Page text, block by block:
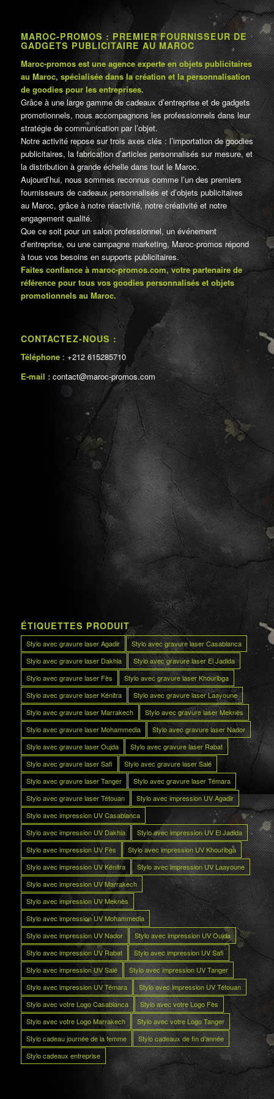
MAROC-PROMOS : PREMIER FOURNISSEUR DE
GADGETS PUBLICITAIRE AU MAROC
Maroc-promos est une agence experte en objets publicitaires
au Maroc, spécialisée dans la création et la personnalisation
de goodies pour les entreprises.
Grâce à une large gamme de cadeaux d’entreprise et de gadgets
promotionnels, nous accompagnons les professionnels dans leur
stratégie de communication par l’objet.
Notre activité repose sur trois axes clés : l’importation de goodies
publicitaires, la fabrication d’articles personnalisés sur mesure, et
la distribution à grande échelle dans tout le Maroc.
Aujourd’hui, nous sommes reconnus comme l’un des premiers
fournisseurs de cadeaux personnalisés et d’objets publicitaires
au Maroc, grâce à notre réactivité, notre créativité et notre
engagement qualité.
Que ce soit pour un salon professionnel, un événement
d’entreprise, ou une campagne marketing, Maroc-promos répond
à tous vos besoins en supports publicitaires.
Faites confiance à maroc-promos.com, votre partenaire de
référence pour tous vos goodies personnalisés et objets
promotionnels au Maroc.
CONTACTEZ-NOUS :
Téléphone : +212 615285710
E-mail : contact@maroc-promos.com
ÉTIQUETTES PRODUIT
Stylo avec gravure laser Agadir
Stylo avec gravure laser Casablanca
Stylo avec gravure laser Dakhla
Stylo avec gravure laser El Jadida
Stylo avec gravure laser Fès
Stylo avec gravure laser Khouribga
Stylo avec gravure laser Kénitra
Stylo avec gravure laser Laayoune
Stylo avec gravure laser Marrakech
Stylo avec gravure laser Meknès
Stylo avec gravure laser Mohammedia
Stylo avec gravure laser Nador
Stylo avec gravure laser Oujda
Stylo avec gravure laser Rabat
Stylo avec gravure laser Safi
Stylo avec gravure laser Salé
Stylo avec gravure laser Tanger
Stylo avec gravure laser Témara
Stylo avec gravure laser Tétouan
Stylo avec impression UV Agadir
Stylo avec impression UV Casablanca
Stylo avec impression UV Dakhla
Stylo avec impression UV El Jadida
Stylo avec impression UV Fès
Stylo avec impression UV Khouribga
Stylo avec impression UV Kénitra
Stylo avec impression UV Laayoune
Stylo avec impression UV Marrakech
Stylo avec impression UV Meknès
Stylo avec impression UV Mohammedia
Stylo avec impression UV Nador
Stylo avec impression UV Oujda
Stylo avec impression UV Rabat
Stylo avec impression UV Safi
Stylo avec impression UV Salé
Stylo avec impression UV Tanger
Stylo avec impression UV Témara
Stylo avec impression UV Tétouan
Stylo avec votre Logo Casablanca
Stylo avec votre Logo Fès
Stylo avec votre Logo Marrakech
Stylo avec votre Logo Tanger
Stylo cadeau journée de la femme
Stylo cadeaux de fin d’année
Stylo cadeaux entreprise